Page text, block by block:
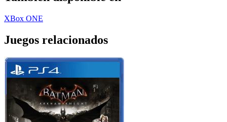
XBox ONE
Juegos relacionados